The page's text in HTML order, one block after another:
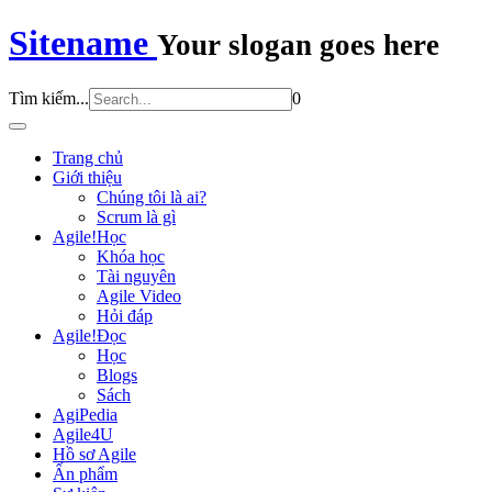
Sitename Your slogan goes here
Tìm kiếm... 0
Trang chủ
Giới thiệu
Chúng tôi là ai?
Scrum là gì
Agile!Học
Khóa học
Tài nguyên
Agile Video
Hỏi đáp
Agile!Đọc
Học
Blogs
Sách
AgiPedia
Agile4U
Hồ sơ Agile
Ấn phẩm